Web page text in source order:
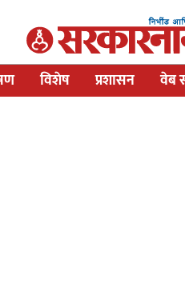
विशेष प्रशासन वेब